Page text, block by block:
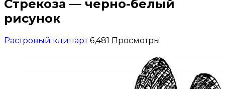
Стрекоза — черно-белый
рисунок
Растровый клипарт 6,481 Просмотры